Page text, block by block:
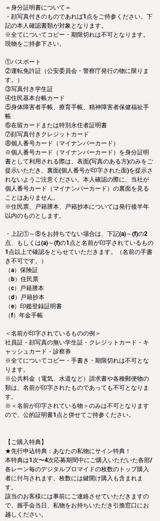
＝身分証明書について＝
・顔写真付きのものであれば1点をご持参ください。下
記の本人確認書類が対象となります。
※全てについてコピー・期限切れは不可となります。
現物をご持参下さい。
①パスポート
②運転免許証（公安委員会・警察庁発行の物に限りま
す。）
③写真付き学生証
④住民基本台帳カード
⑤身体障害者手帳、療育手帳、精神障害者保健福祉手
帳
⑥在留カードまたは特別永住者証明書
⑦顔写真付きクレジットカード
⑧個人番号カード（マイナンバーカード）
※個人番号カード（マイナンバーカード）を身分証明
書として利用される際は、表面(写真のある方)のみをご
提示いただき、裏面(個人番号が印字された面)を提示さ
れないようご注意ください。本人確認の際に、当社が
個人番号カード（マイナンバーカード）の裏面を見る
ことはありません。
※住民票、戸籍謄本、戸籍抄本については発行後半年
以内のものとします。
・上記①～⑧をお持ちでない場合は、下記(a)～(f)の2
点、もしくは(a)～(f)の1点と名前が印字されているもの
1点以上で確認をとらせていただきます。（名前の手書
き不可です。）
（a）保険証
（b）住民票
（c）戸籍謄本
（d）戸籍抄本
（e）印鑑登録証明書
（f）年金手帳
＜名前が印字されているものの例＞
社員証・顔写真の無い学生証・クレジットカード・キ
ャッシュカード・診察券
※全てについてコピー・手書き・期限切れは不可とな
ります。
※公共料金（電気、水道など）請求書や各種郵便物の
類は、名前が印字されたものであっても不可となりま
す。
※＜名前が印字されている物＞のみは不可となります
ので、公的証明書1点と併せてご持参ください。
【ご購入特典】
★先行申込特典：あなたの私物にサイン特典！
本特典は1次〜4次応募期間中にご購入いただいた各部/
各レーン毎のデジタルブロマイドの枚数のトップ購入
者に付与されます。枚数には鍵開け購入も含まれま
す。
該当のお客様には事前にご連絡させていただきますの
で、握手会当日、私物をお持ちいただき引換窓口にお
越しください。